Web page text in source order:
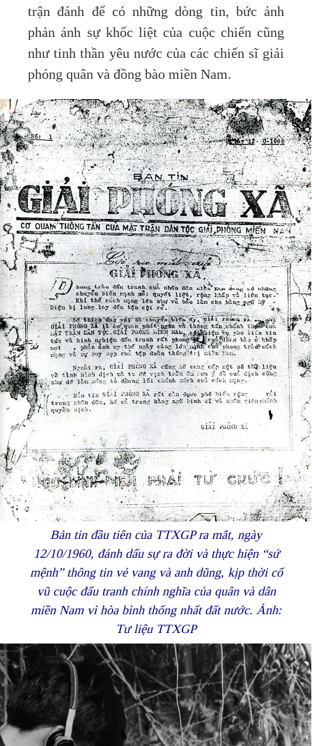
trận đánh để có những dòng tin, bức ảnh
phản ánh sự khốc liệt của cuộc chiến cũng
như tinh thần yêu nước của các chiến sĩ giải
phóng quân và đồng bào miền Nam.
Bản tin đầu tiên của TTXGP ra mắt, ngày
12/10/1960, đánh dấu sự ra đời và thực hiện “sứ
mệnh” thông tin vẻ vang và anh dũng, kịp thời cổ
vũ cuộc đấu tranh chính nghĩa của quân và dân
miền Nam vì hòa bình thống nhất đất nước. Ảnh:
Tư liệu TTXGP